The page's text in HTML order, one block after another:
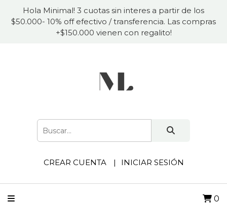
Hola Minimal! 3 cuotas sin interes a partir de los
$50.000- 10% off efectivo / transferencia. Las compras
+$150.000 vienen con regalito!
CREAR CUENTA INICIAR SESIÓN
0